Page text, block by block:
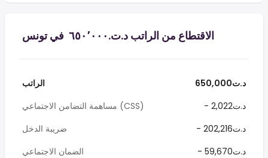
الاقتطاع من الراتب د.ت.‏٦٥٠٬٠٠٠ ‏ في تونس
الراتب
650,000د.ت
مساهمة التضامن الاجتماعي (CSS)
- 2,022د.ت
ضريبة الدخل
- 202,216د.ت
الضمان الاجتماعي
- 59,670د.ت